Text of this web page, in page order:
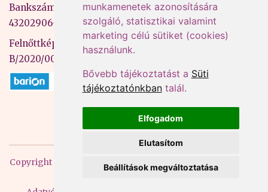
munkamenetek azonosítására
szolgáló, statisztikai valamint
marketing célú sütiket (cookies)
használunk.
Bővebb tájékoztatást a Süti
tájékoztatónkbantalál.
Elfogadom
Elutasítom
Beállítások megváltoztatása
Bankszámlaszám: CIB Bank, 10700581-
43202906-51100005
Felnőttképzési nyilvántartási szám:
B/2020/000053
Copyright 2026 Mprx. Minden jog fenntartva